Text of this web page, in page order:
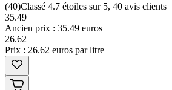
(40)Classé 4.7 étoiles sur 5, 40 avis clients
35.49
Ancien prix : 35.49 euros
26.62
Prix : 26.62 euros par litre